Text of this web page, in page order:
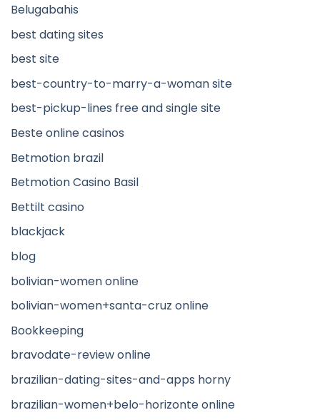
Belugabahis
best dating sites
best site
best-country-to-marry-a-woman site
best-pickup-lines free and single site
Beste online casinos
Betmotion brazil
Betmotion Casino Basil
Bettilt casino
blackjack
blog
bolivian-women online
bolivian-women+santa-cruz online
Bookkeeping
bravodate-review online
brazilian-dating-sites-and-apps horny
brazilian-women+belo-horizonte online